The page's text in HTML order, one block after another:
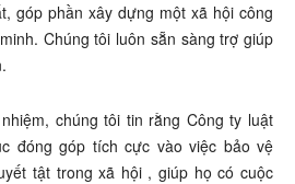
góp phần xây dựng một xã hội công
Chúng tôi luôn sẵn sàng trợ giúp
chúng tôi tin rằng Công ty luật
đóng góp tích cực vào việc bảo vệ
tật trong xã hội , giúp họ có cuộc